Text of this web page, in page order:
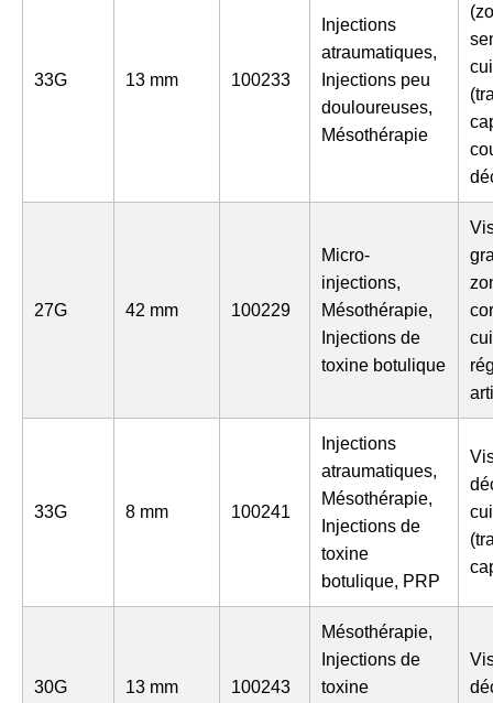
33G 13 mm 100233
Injections
atraumatiques,
Injections peu
douloureuses,
Mésothérapie
27G 42 mm 100229
Micro-
injections,
Mésothérapie,
Injections de
toxine botulique
33G 8 mm 100241
Injections
atraumatiques,
Mésothérapie,
Injections de
toxine
botulique, PRP
30G 13 mm 100243
Mésothérapie,
Injections de
toxine